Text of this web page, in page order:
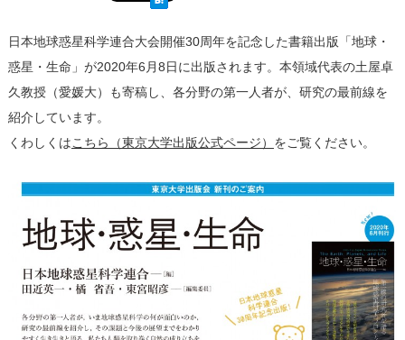
日本地球惑星科学連合大会開催30周年を記念した書籍出版「地球・
惑星・生命」が2020年6月8日に出版されます。本領域代表の土屋卓
久教授（愛媛大）も寄稿し、各分野の第一人者が、研究の最前線を
紹介しています。
くわしくはこちら（東京大学出版公式ページ） をご覧ください。